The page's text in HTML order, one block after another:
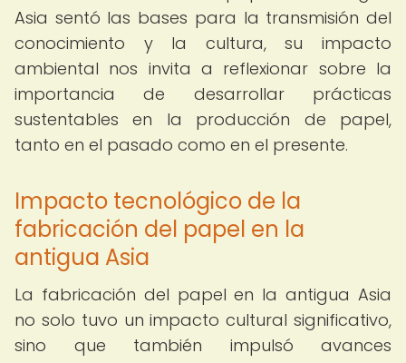
Asia sentó las bases para la transmisión del
conocimiento y la cultura, su impacto
ambiental nos invita a reflexionar sobre la
importancia de desarrollar prácticas
sustentables en la producción de papel,
tanto en el pasado como en el presente.
Impacto tecnológico de la
fabricación del papel en la
antigua Asia
La fabricación del papel en la antigua Asia
no solo tuvo un impacto cultural significativo,
sino que también impulsó avances